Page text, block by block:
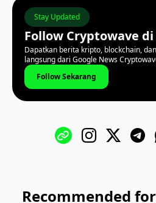
Stay Updated
Follow Cryptowave
Dapatkan berita kripto, blockchain,
langsung dari Google News
Follow Sekarang
Recommended